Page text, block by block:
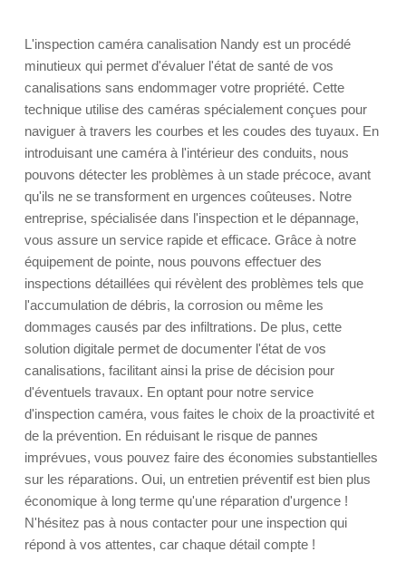
L'inspection caméra canalisation Nandy est un procédé
minutieux qui permet d'évaluer l'état de santé de vos
canalisations sans endommager votre propriété. Cette
technique utilise des caméras spécialement conçues pour
naviguer à travers les courbes et les coudes des tuyaux. En
introduisant une caméra à l'intérieur des conduits, nous
pouvons détecter les problèmes à un stade précoce, avant
qu'ils ne se transforment en urgences coûteuses. Notre
entreprise, spécialisée dans l'inspection et le dépannage,
vous assure un service rapide et efficace. Grâce à notre
équipement de pointe, nous pouvons effectuer des
inspections détaillées qui révèlent des problèmes tels que
l'accumulation de débris, la corrosion ou même les
dommages causés par des infiltrations. De plus, cette
solution digitale permet de documenter l'état de vos
canalisations, facilitant ainsi la prise de décision pour
d'éventuels travaux. En optant pour notre service
d'inspection caméra, vous faites le choix de la proactivité et
de la prévention. En réduisant le risque de pannes
imprévues, vous pouvez faire des économies substantielles
sur les réparations. Oui, un entretien préventif est bien plus
économique à long terme qu'une réparation d'urgence !
N'hésitez pas à nous contacter pour une inspection qui
répond à vos attentes, car chaque détail compte !